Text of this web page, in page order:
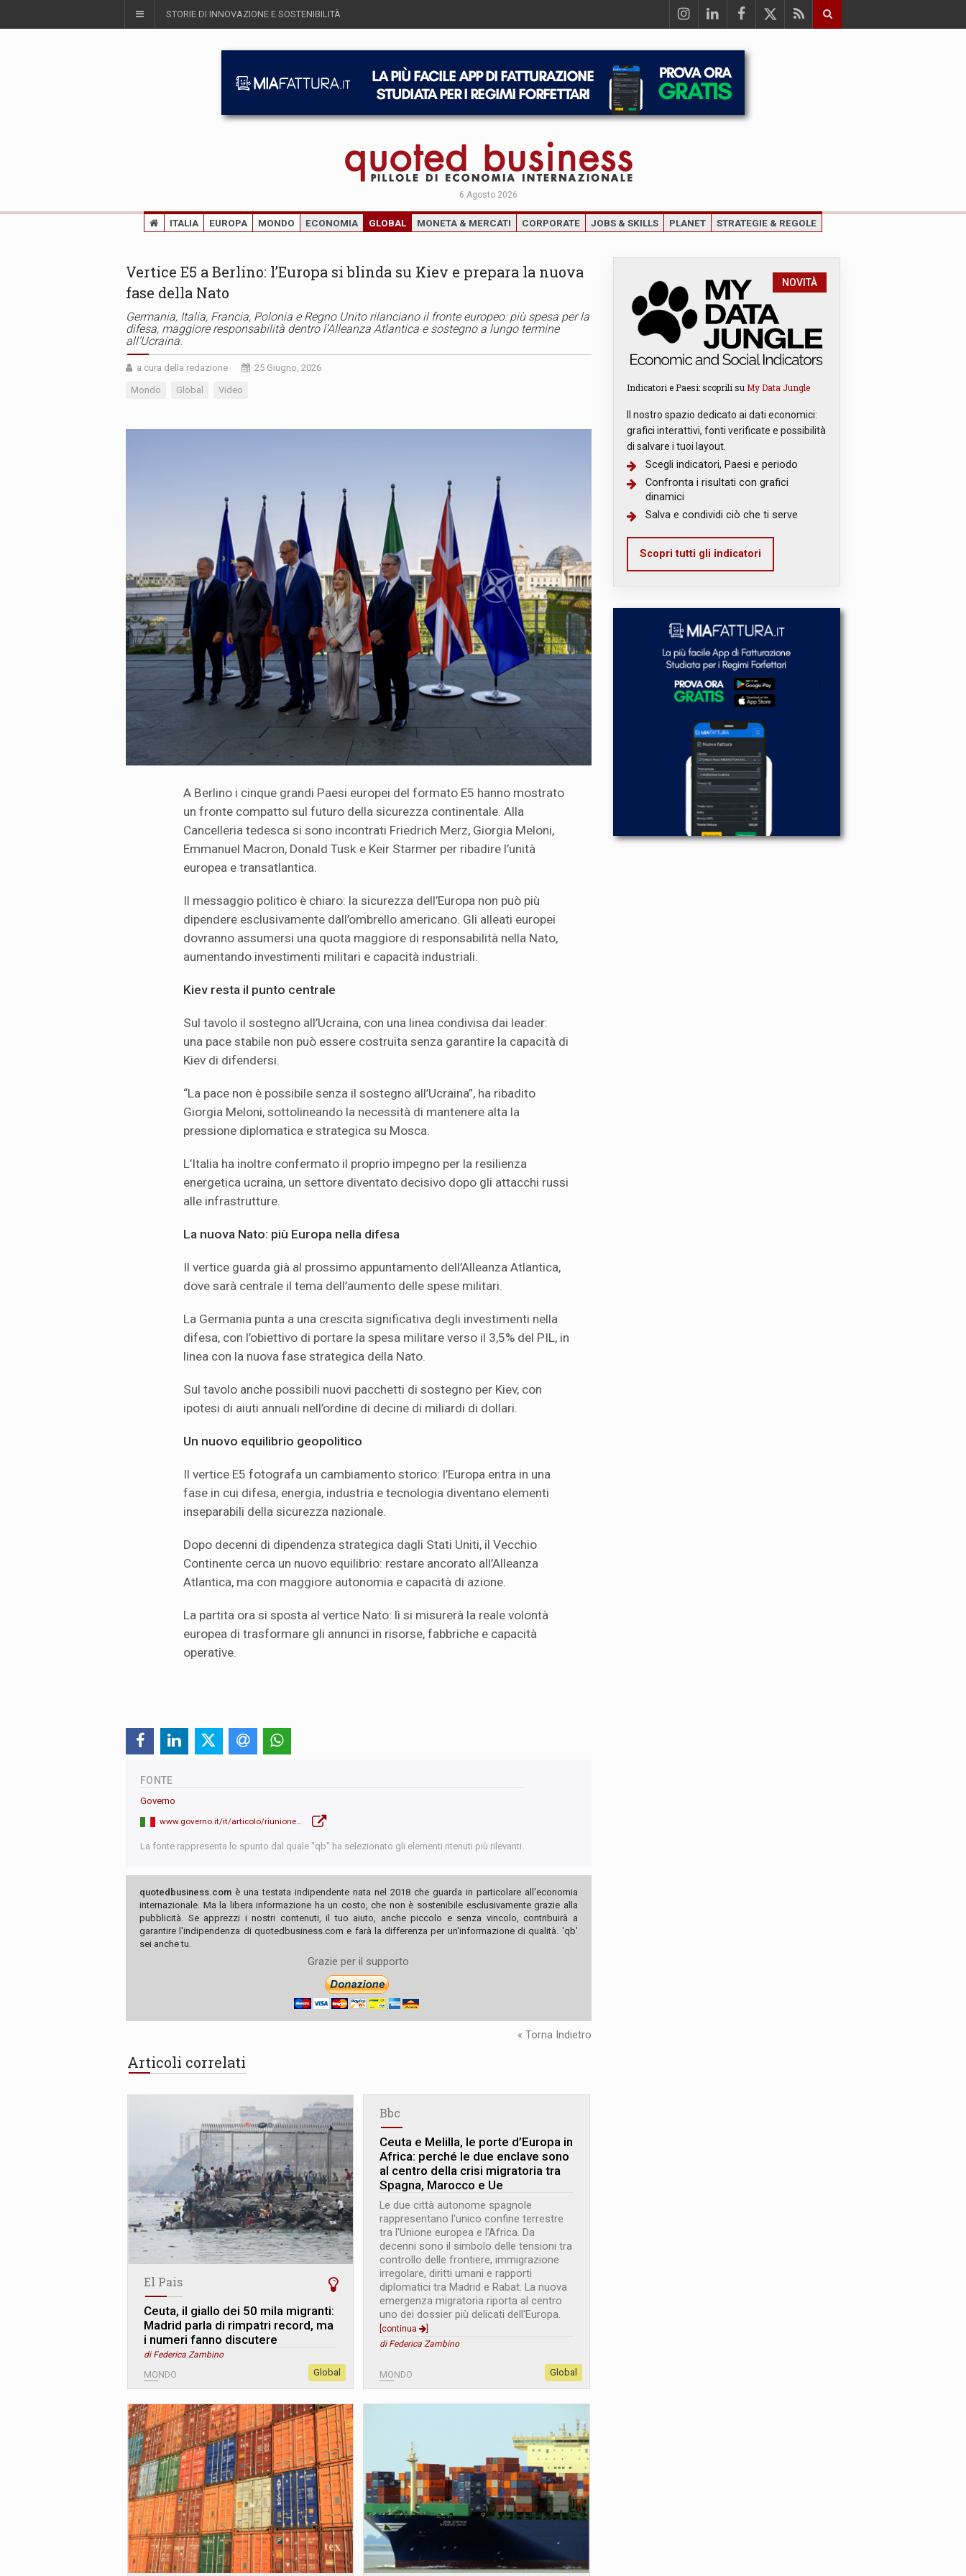
STORIE DI INNOVAZIONE E SOSTENIBILITÀ
6 Agosto 2026
ITALIA EUROPA MONDO ECONOMIA GLOBAL MONETA & MERCATI CORPORATE JOBS & SKILLS PLANET STRATEGIE & REGOLE
Vertice E5 a Berlino: l’Europa si blinda su Kiev e prepara la nuova
fase della Nato
Germania, Italia, Francia, Polonia e Regno Unito rilanciano il fronte europeo: più spesa per la
difesa, maggiore responsabilità dentro l’Alleanza Atlantica e sostegno a lungo termine
all’Ucraina.
a cura della redazione 25 Giugno, 2026
Mondo Global Video
A Berlino i cinque grandi Paesi europei del formato E5 hanno mostrato
un fronte compatto sul futuro della sicurezza continentale. Alla
Cancelleria tedesca si sono incontrati Friedrich Merz, Giorgia Meloni,
Emmanuel Macron, Donald Tusk e Keir Starmer per ribadire l’unità
europea e transatlantica.
Il messaggio politico è chiaro: la sicurezza dell’Europa non può più
dipendere esclusivamente dall’ombrello americano. Gli alleati europei
dovranno assumersi una quota maggiore di responsabilità nella Nato,
aumentando investimenti militari e capacità industriali.
Kiev resta il punto centrale
Sul tavolo il sostegno all’Ucraina, con una linea condivisa dai leader:
una pace stabile non può essere costruita senza garantire la capacità di
Kiev di difendersi.
“La pace non è possibile senza il sostegno all’Ucraina”, ha ribadito
Giorgia Meloni, sottolineando la necessità di mantenere alta la
pressione diplomatica e strategica su Mosca.
L’Italia ha inoltre confermato il proprio impegno per la resilienza
energetica ucraina, un settore diventato decisivo dopo gli attacchi russi
alle infrastrutture.
La nuova Nato: più Europa nella difesa
Il vertice guarda già al prossimo appuntamento dell’Alleanza Atlantica,
dove sarà centrale il tema dell’aumento delle spese militari.
La Germania punta a una crescita significativa degli investimenti nella
difesa, con l’obiettivo di portare la spesa militare verso il 3,5% del PIL, in
linea con la nuova fase strategica della Nato.
Sul tavolo anche possibili nuovi pacchetti di sostegno per Kiev, con
ipotesi di aiuti annuali nell’ordine di decine di miliardi di dollari.
Un nuovo equilibrio geopolitico
Il vertice E5 fotografa un cambiamento storico: l’Europa entra in una
fase in cui difesa, energia, industria e tecnologia diventano elementi
inseparabili della sicurezza nazionale.
Dopo decenni di dipendenza strategica dagli Stati Uniti, il Vecchio
Continente cerca un nuovo equilibrio: restare ancorato all’Alleanza
Atlantica, ma con maggiore autonomia e capacità di azione.
La partita ora si sposta al vertice Nato: lì si misurerà la reale volontà
europea di trasformare gli annunci in risorse, fabbriche e capacità
operative.
FONTE
Governo
www.governo.it/it/articolo/riunione-dei-leader-delle5/32184
La fonte rappresenta lo spunto dal quale "qb" ha selezionato gli elementi ritenuti più rilevanti.
quotedbusiness.com è una testata indipendente nata nel 2018 che guarda in particolare all'economia
internazionale. Ma la libera informazione ha un costo, che non è sostenibile esclusivamente grazie alla
pubblicità. Se apprezzi i nostri contenuti, il tuo aiuto, anche piccolo e senza vincolo, contribuirà a
garantire l'indipendenza di quotedbusiness.com e farà la differenza per un'informazione di qualità. 'qb'
sei anche tu.
Grazie per il supporto
« Torna Indietro
Articoli correlati
El Pais
Ceuta, il giallo dei 50 mila migranti:
Madrid parla di rimpatri record, ma
i numeri fanno discutere
di Federica Zambino
MONDO Global
Bbc
Ceuta e Melilla, le porte d’Europa in
Africa: perché le due enclave sono
al centro della crisi migratoria tra
Spagna, Marocco e Ue
Le due città autonome spagnole
rappresentano l'unico confine terrestre
tra l'Unione europea e l'Africa. Da
decenni sono il simbolo delle tensioni tra
controllo delle frontiere, immigrazione
irregolare, diritti umani e rapporti
diplomatici tra Madrid e Rabat. La nuova
emergenza migratoria riporta al centro
uno dei dossier più delicati dell'Europa.
[continua
di Federica Zambino
MONDO Global
NOVITÀ
Indicatori e Paesi: scoprili su My Data Jungle
Il nostro spazio dedicato ai dati economici:
grafici interattivi, fonti verificate e possibilità
di salvare i tuoi layout.
Scegli indicatori, Paesi e periodo
Confronta i risultati con grafici
dinamici
Salva e condividi ciò che ti serve
Scopri tutti gli indicatori